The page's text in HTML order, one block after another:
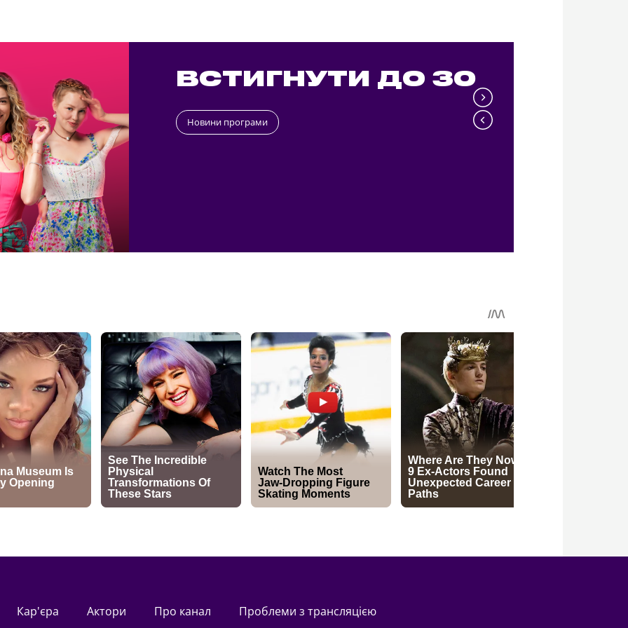
ВСТИГНУТИ ДО 30
Новини програми
Кар'єра актори Про канал
Проблеми з трансляцією